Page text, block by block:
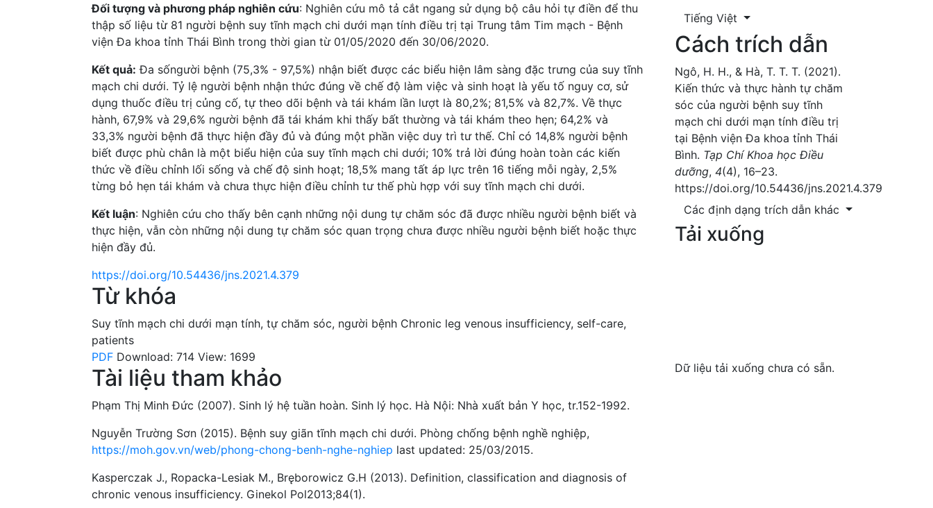
Tiếng Việt
Cách trích dẫn
Ngô, H. H., & Hà, T. T. T. (2021).
Kiến thức và thực hành tự chăm
sóc của người bệnh suy tĩnh
mạch chi dưới mạn tính điều trị
tại Bệnh viện Đa khoa tỉnh Thái
Bình. Tạp Chí Khoa học Điều
dưỡng, 4(4), 16–23.
https://doi.org/10.54436/jns.2021.4.379
Các định dạng trích dẫn khác
Tải xuống
Dữ liệu tải xuống chưa có sẵn.
Đối tượng và phương pháp nghiên cứu: Nghiên cứu mô tả cắt ngang sử dụng bộ câu hỏi tự điền để thu
thập số liệu từ 81 người bệnh suy tĩnh mạch chi dưới mạn tính điều trị tại Trung tâm Tim mạch - Bệnh
viện Đa khoa tỉnh Thái Bình trong thời gian từ 01/05/2020 đến 30/06/2020.
Kết quả: Đa sốngười bệnh (75,3% - 97,5%) nhận biết được các biểu hiện lâm sàng đặc trưng của suy tĩnh
mạch chi dưới. Tỷ lệ người bệnh nhận thức đúng về chế độ làm việc và sinh hoạt là yếu tố nguy cơ, sử
dụng thuốc điều trị củng cố, tự theo dõi bệnh và tái khám lần lượt là 80,2%; 81,5% và 82,7%. Về thực
hành, 67,9% và 29,6% người bệnh đã tái khám khi thấy bất thường và tái khám theo hẹn; 64,2% và
33,3% người bệnh đã thực hiện đầy đủ và đúng một phần việc duy trì tư thế. Chỉ có 14,8% người bệnh
biết được phù chân là một biểu hiện của suy tĩnh mạch chi dưới; 10% trả lời đúng hoàn toàn các kiến
thức về điều chỉnh lối sống và chế độ sinh hoạt; 18,5% mang tất áp lực trên 16 tiếng mỗi ngày, 2,5%
từng bỏ hẹn tái khám và chưa thực hiện điều chỉnh tư thế phù hợp với suy tĩnh mạch chi dưới.
Kết luận: Nghiên cứu cho thấy bên cạnh những nội dung tự chăm sóc đã được nhiều người bệnh biết và
thực hiện, vẫn còn những nội dung tự chăm sóc quan trọng chưa được nhiều người bệnh biết hoặc thực
hiện đầy đủ.
https://doi.org/10.54436/jns.2021.4.379
Từ khóa
Suy tĩnh mạch chi dưới mạn tính, tự chăm sóc, người bệnh Chronic leg venous insufficiency, self-care,
patients
PDF Download: 714 View: 1699
Tài liệu tham khảo
Phạm Thị Minh Đức (2007). Sinh lý hệ tuần hoàn. Sinh lý học. Hà Nội: Nhà xuất bản Y học, tr.152-1992.
Nguyễn Trường Sơn (2015). Bệnh suy giãn tĩnh mạch chi dưới. Phòng chống bệnh nghề nghiệp,
https://moh.gov.vn/web/phong-chong-benh-nghe-nghiep last updated: 25/03/2015.
Kasperczak J., Ropacka-Lesiak M., Bręborowicz G.H (2013). Definition, classification and diagnosis of
chronic venous insufficiency. Ginekol Pol2013;84(1).